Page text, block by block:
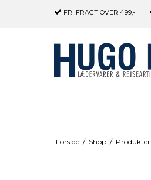
FRI FRAGT OVER 499,-
Forside / Shop / Produkter